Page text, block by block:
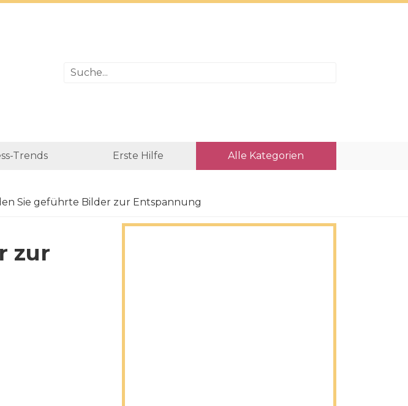
Trends Erste Hilfe Alle Kategorien
Sie geführte Bilder zur Entspannung
zur